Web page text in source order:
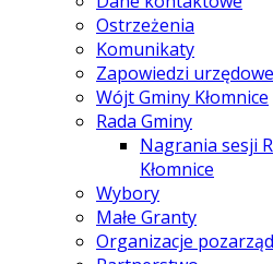
Ostrzeżenia
Komunikaty
Zapowiedzi urzędowe
Wójt Gminy Kłomnice
Rada Gminy
Nagrania sesji
Kłomnice
Wybory
Małe Granty
Organizacje